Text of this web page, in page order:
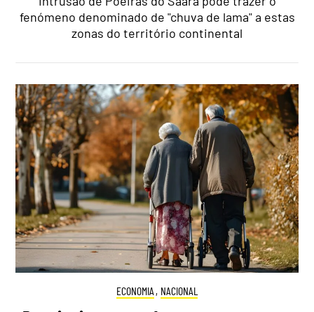
fenómeno denominado de "chuva de lama" a estas
zonas do território continental
ECONOMIA , NACIONAL